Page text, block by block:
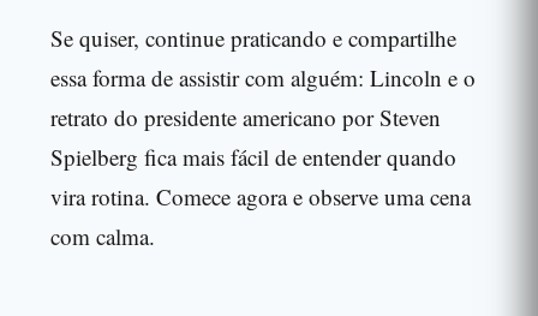
Se quiser, continue praticando e compartilhe
essa forma de assistir com alguém: Lincoln e o
retrato do presidente americano por Steven
Spielberg fica mais fácil de entender quando
vira rotina. Comece agora e observe uma cena
com calma.